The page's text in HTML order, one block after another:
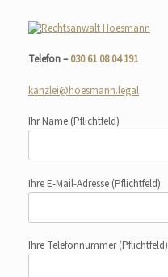
Telefon –030 61 08 04 191
kanzlei@hoesmann.legal
Ihr Name (Pflichtfeld)
Ihre E-Mail-Adresse (Pflichtfeld)
Ihre Telefonnummer(Pflichtfeld)